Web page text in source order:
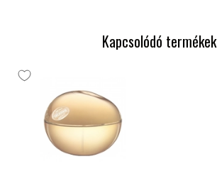
Kapcsolódó termékek